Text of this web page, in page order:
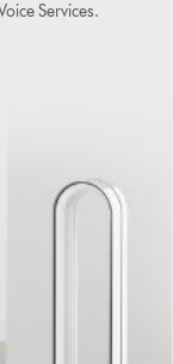
Services.